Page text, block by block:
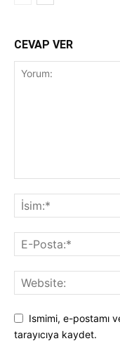
CEVAP VER
Ismimi, e-postamı
tarayıcıya kaydet.